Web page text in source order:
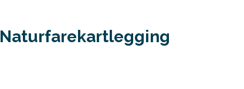
Naturfarekartlegging